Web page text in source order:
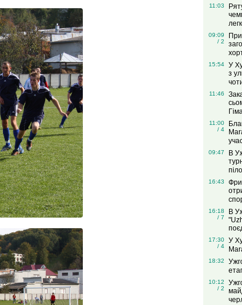
11:03
09:09
/ 2
15:54
У
з
11:46
11:00
/ 4
09:47
В
16:43
16:18
/ 7
В
17:30
/ 4
У
18:32
10:12
/ 2